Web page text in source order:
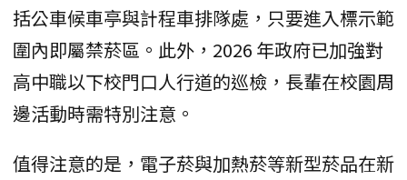
括公車候車亭與計程車排隊處，只要進入標示範
圍內即屬禁菸區。此外，2026 年政府已加強對
高中職以下校門口人行道的巡檢，長輩在校園周
邊活動時需特別注意。
值得注意的是，電子菸與加熱菸等新型菸品在新